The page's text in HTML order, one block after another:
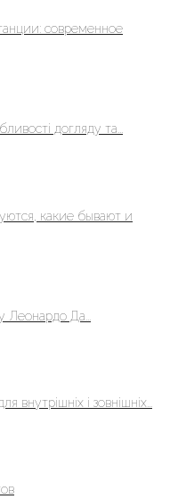
современное
догляду та...
какие бывают и
Да...
внутрішніх і зовнішніх...